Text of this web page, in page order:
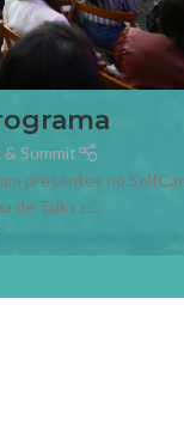
Summit
presentes no
de Talks e...